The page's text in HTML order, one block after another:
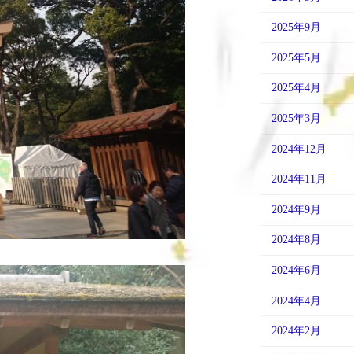
2025年9月
2025年5月
2025年4月
2025年3月
2024年12月
2024年11月
2024年9月
2024年8月
2024年6月
2024年4月
2024年2月